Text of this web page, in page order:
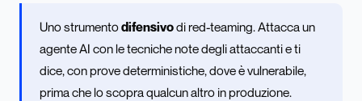
Uno strumentodifensivodi red-teaming. Attacca un
agente AI con le tecniche note degli attaccanti e ti
dice, con prove deterministiche, dove è vulnerabile,
prima che lo scopra qualcun altro in produzione.